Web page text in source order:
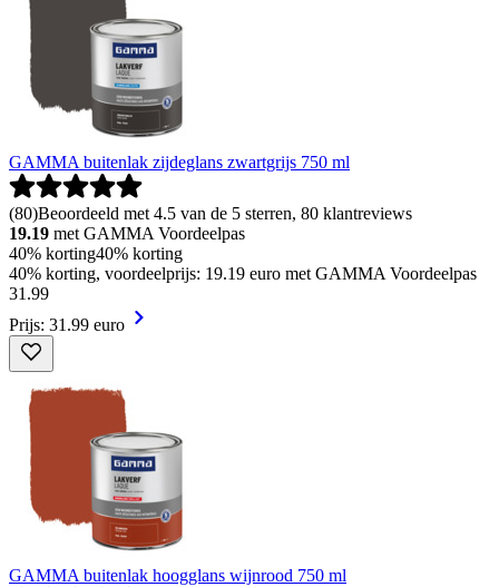
GAMMA buitenlak zijdeglans zwartgrijs 750 ml
(80)Beoordeeld met 4.5 van de 5 sterren, 80 klantreviews
19.19 met GAMMA Voordeelpas
40% korting40% korting
40% korting, voordeelprijs: 19.19 euro met GAMMA Voordeelpas
31.99
Prijs: 31.99 euro
GAMMA buitenlak hoogglans wijnrood 750 ml